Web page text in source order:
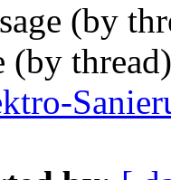
(by
(by